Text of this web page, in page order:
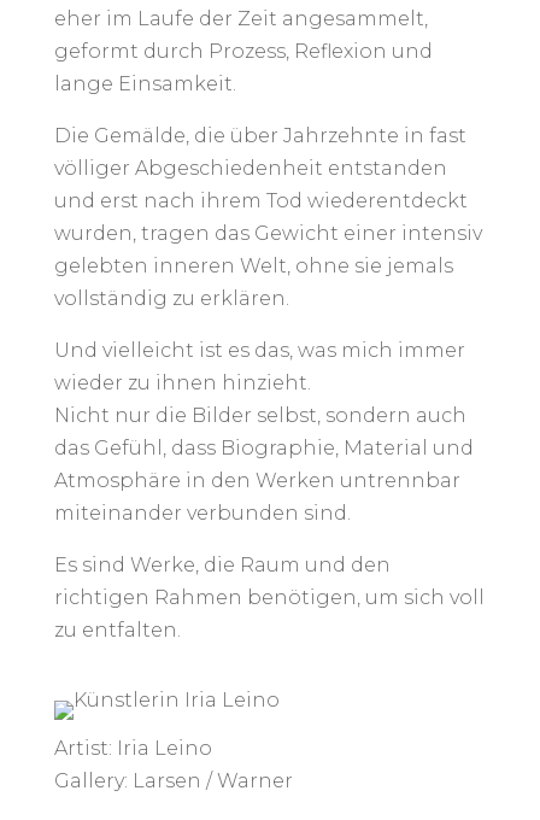
eher im Laufe der Zeit angesammelt,
geformt durch Prozess, Reflexion und
lange Einsamkeit.
Die Gemälde, die über Jahrzehnte in fast
völliger Abgeschiedenheit entstanden
und erst nach ihrem Tod wiederentdeckt
wurden, tragen das Gewicht einer intensiv
gelebten inneren Welt, ohne sie jemals
vollständig zu erklären.
Und vielleicht ist es das, was mich immer
wieder zu ihnen hinzieht.
Nicht nur die Bilder selbst, sondern auch
das Gefühl, dass Biographie, Material und
Atmosphäre in den Werken untrennbar
miteinander verbunden sind.
Es sind Werke, die Raum und den
richtigen Rahmen benötigen, um sich voll
zu entfalten.
Artist: Iria Leino
Gallery: Larsen / Warner